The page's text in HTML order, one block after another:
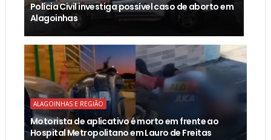
Polícia Civil investiga possível caso de aborto em
Alagoinhas
ALAGOINHAS E REGIÃO
Motorista de aplicativo é morto em frente ao
Hospital Metropolitano em Lauro de Freitas